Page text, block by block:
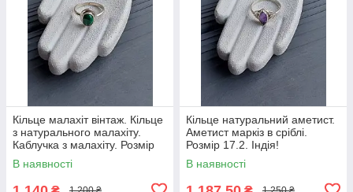
Кільце малахіт вінтаж. Кільце
з натурального малахіту.
Каблучка з малахіту. Розмір
15.5. Індія!
В наявності
Кільце натуральний аметист.
Аметист маркіз в сріблі.
Розмір 17.2. Індія!
В наявності